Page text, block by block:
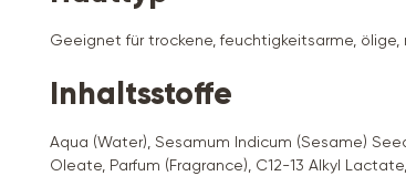
Geeignet für trockene, feuchtigkeitsarme, ölige,
Inhaltsstoffe
Aqua (Water), Sesamum Indicum (Sesame)
Oleate, Parfum (Fragrance), C12-13 Alkyl